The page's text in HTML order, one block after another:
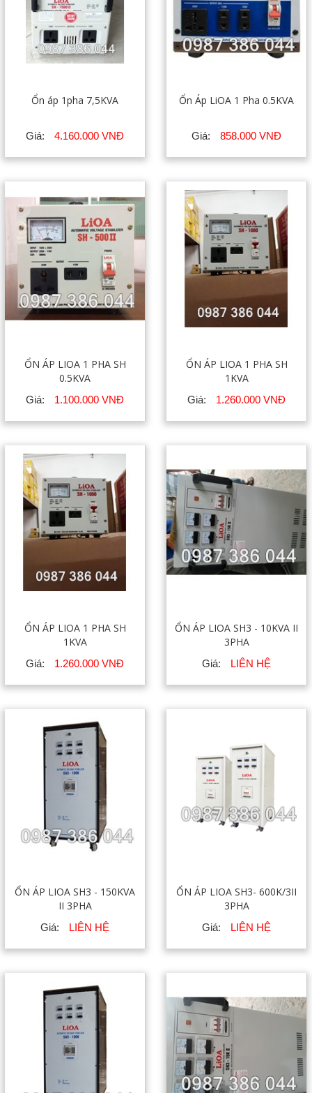
Ổn áp 1pha 7,5KVA
Giá: 4.160.000 VNĐ
Ổn Áp LiOA 1 Pha 0.5KVA
Giá: 858.000 VNĐ
ỔN ÁP LIOA 1 PHA SH
0.5KVA
Giá: 1.100.000 VNĐ
ỔN ÁP LIOA 1 PHA SH
1KVA
Giá: 1.260.000 VNĐ
ỔN ÁP LIOA 1 PHA SH
1KVA
Giá: 1.260.000 VNĐ
ỔN ÁP LIOA SH3 - 10KVA II
3PHA
Giá: LIÊN HỆ
ỔN ÁP LIOA SH3 - 150KVA
II 3PHA
Giá: LIÊN HỆ
ỔN ÁP LIOA SH3- 600K/3II
3PHA
Giá: LIÊN HỆ